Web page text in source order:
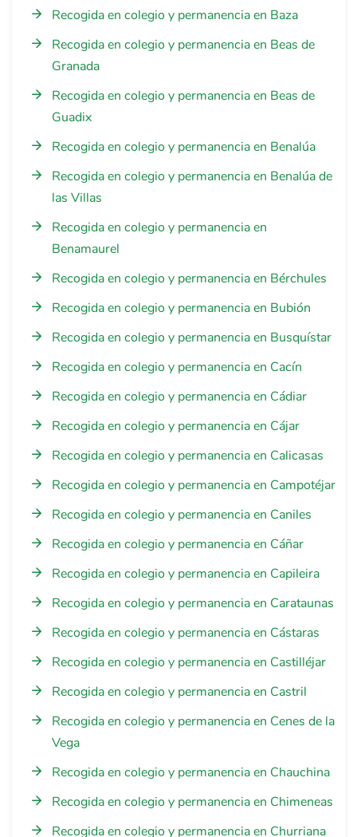
Recogida en colegio y permanencia en Baza
Recogida en colegio y permanencia en Beas de
Granada
Recogida en colegio y permanencia en Beas de
Guadix
Recogida en colegio y permanencia en Benalúa
Recogida en colegio y permanencia en Benalúa de
las Villas
Recogida en colegio y permanencia en
Benamaurel
Recogida en colegio y permanencia en Bérchules
Recogida en colegio y permanencia en Bubión
Recogida en colegio y permanencia en Busquístar
Recogida en colegio y permanencia en Cacín
Recogida en colegio y permanencia en Cádiar
Recogida en colegio y permanencia en Cájar
Recogida en colegio y permanencia en Calicasas
Recogida en colegio y permanencia en Campotéjar
Recogida en colegio y permanencia en Caniles
Recogida en colegio y permanencia en Cáñar
Recogida en colegio y permanencia en Capileira
Recogida en colegio y permanencia en Carataunas
Recogida en colegio y permanencia en Cástaras
Recogida en colegio y permanencia en Castilléjar
Recogida en colegio y permanencia en Castril
Recogida en colegio y permanencia en Cenes de la
Vega
Recogida en colegio y permanencia en Chauchina
Recogida en colegio y permanencia en Chimeneas
Recogida en colegio y permanencia en Churriana